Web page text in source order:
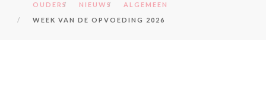
OUDERS NIEUWS
ALGEMEEN
WEEK VAN DE OPVOEDING 2026